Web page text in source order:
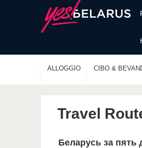
ALLOGGIO CIBO &
Travel
Беларусь за пять